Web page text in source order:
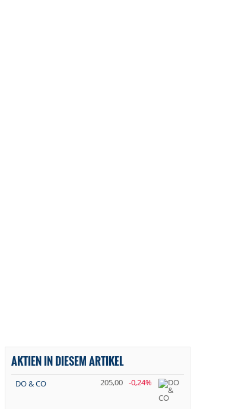
AKTIEN IN DIESEM ARTIKEL
DO & CO 205,00 -0,24%